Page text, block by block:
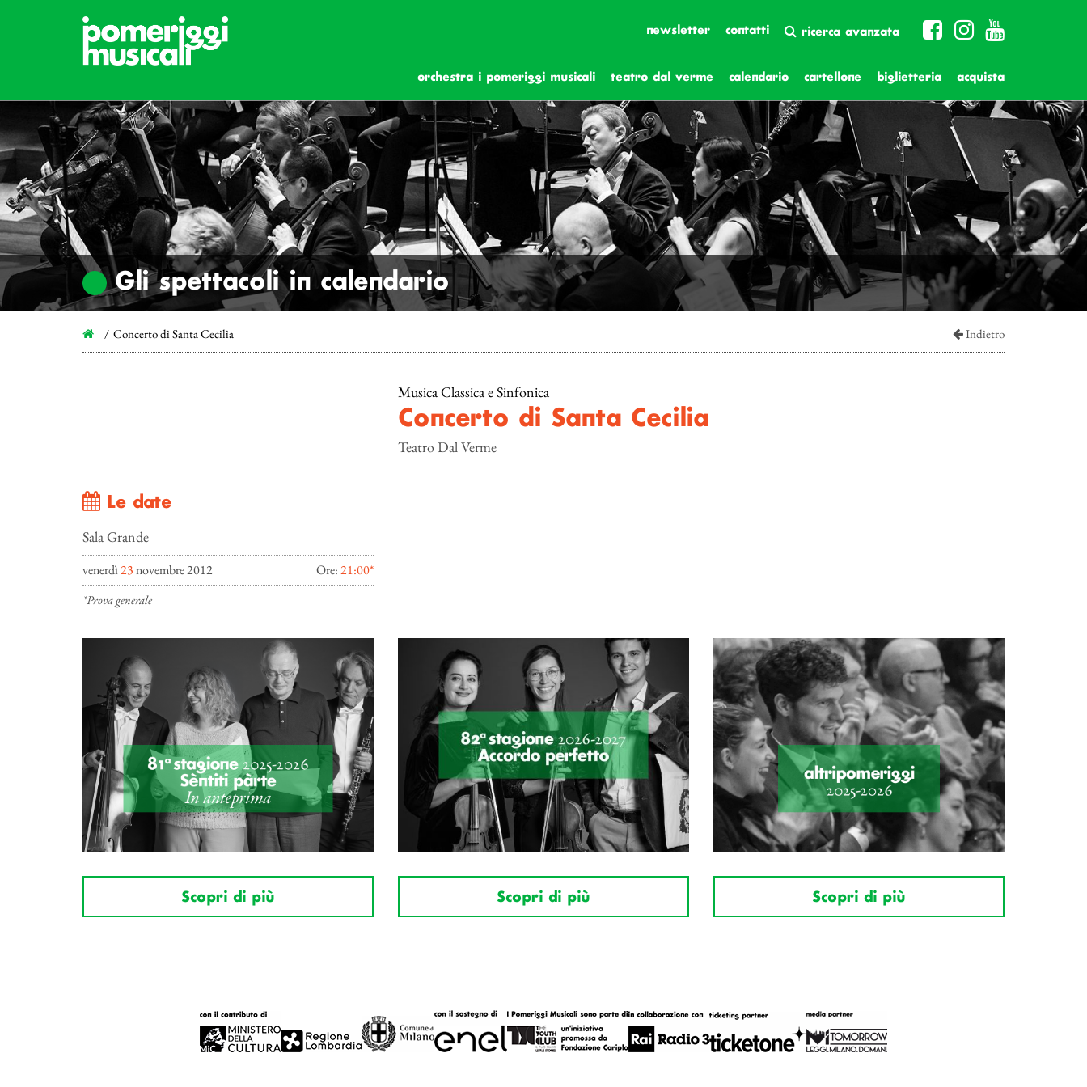
newsletter contatti ricerca avanzata
orchestra i pomeriggi musicali teatro dal verme calendario cartellone biglietteria acquista
Gli spettacoli in calendario
Concerto di Santa Cecilia Indietro
Le date
Sala Grande
venerdì23novembre 2012 Ore:21:00*
*Prova generale
Musica Classica e Sinfonica
Concerto di Santa Cecilia
Teatro Dal Verme
Scopri di più Scopri di più Scopri di più